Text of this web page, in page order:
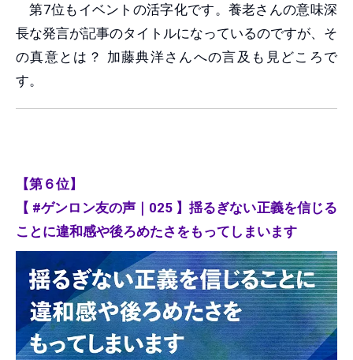
第7位もイベントの活字化です。養老さんの意味深
長な発言が記事のタイトルになっているのですが、そ
の真意とは？ 加藤典洋さんへの言及も見どころで
す。
【第６位】
【 #ゲンロン友の声｜025 】揺るぎない正義を信じる
ことに違和感や後ろめたさをもってしまいます